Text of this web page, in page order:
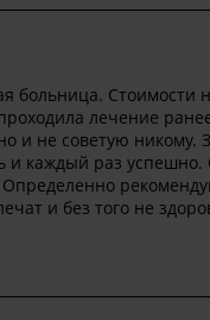
больница. Стоимости
лечение
и не советую
и каждый раз
и без того не